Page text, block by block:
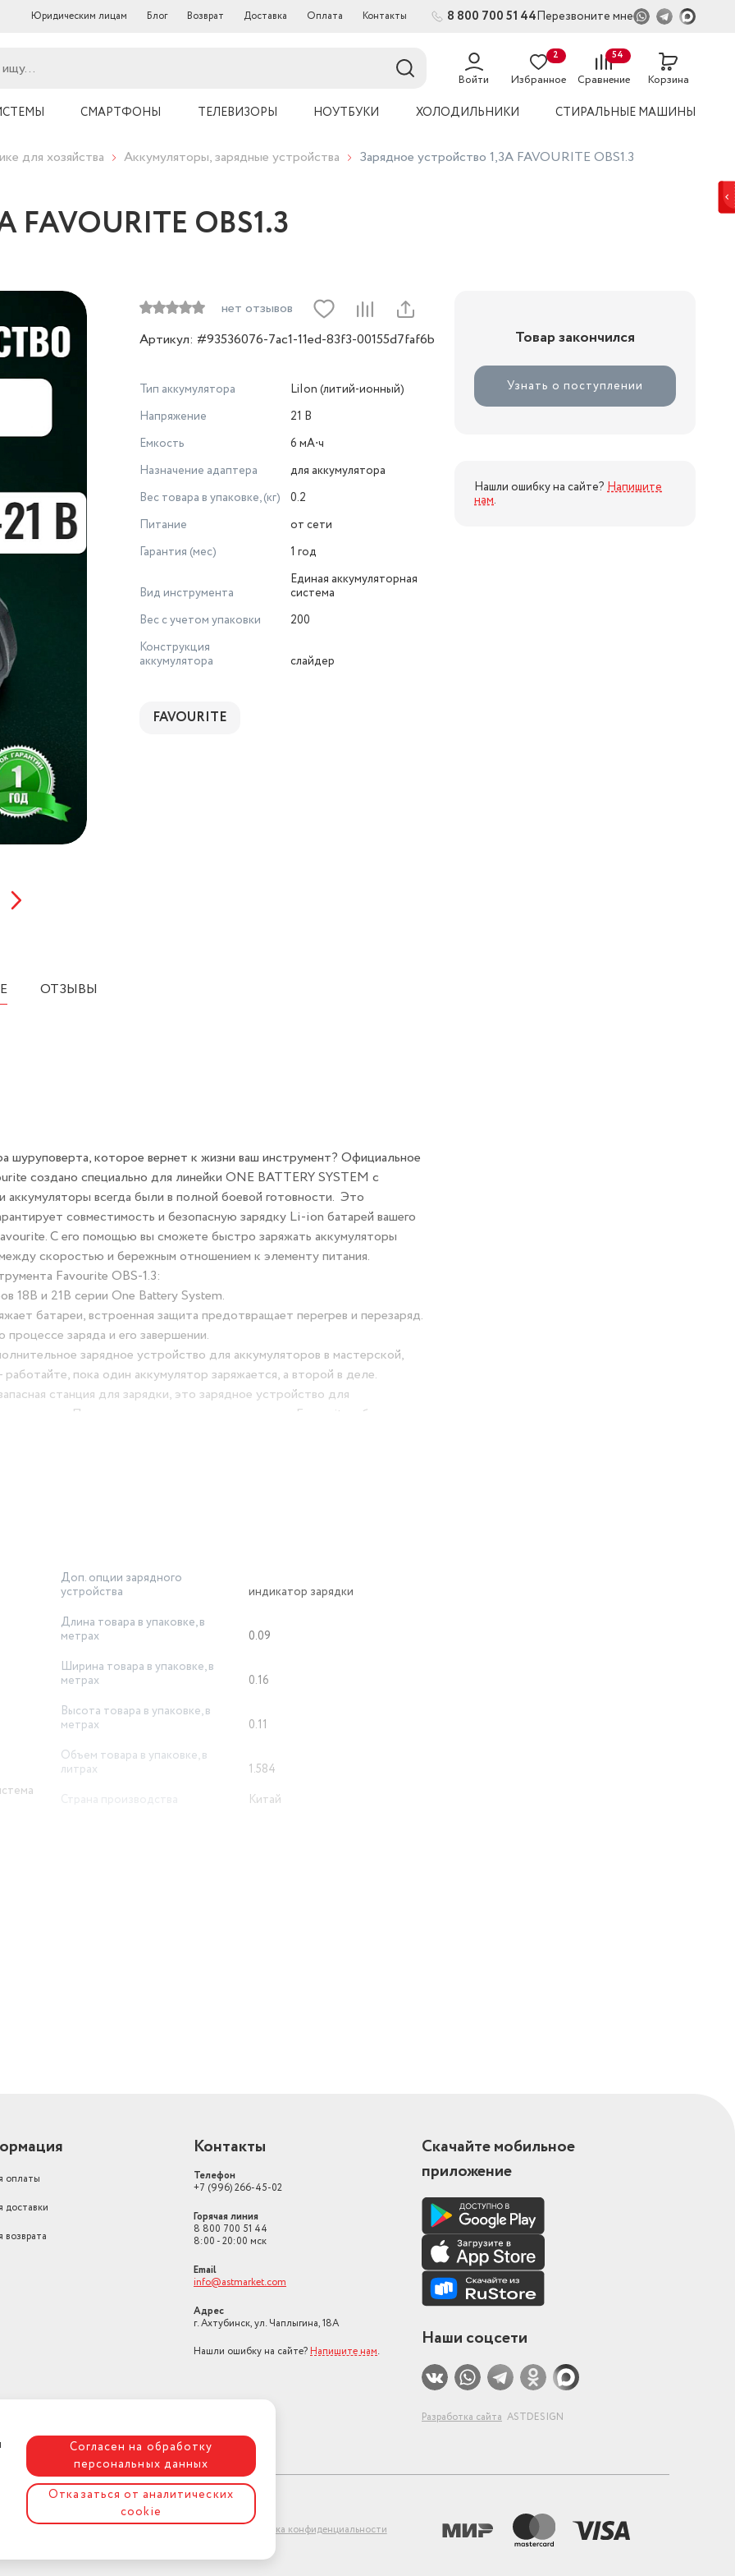
Юридическим лицам Блог Возврат Доставка Оплата Контакты 8 800 700 51 44Перезвоните мне
Войти Избранное
2
Сравнение
54
Корзина
СМАРТФОНЫ ТЕЛЕВИЗОРЫ НОУТБУКИ ХОЛОДИЛЬНИКИ СТИРАЛЬНЫЕ МАШИНЫ
для хозяйства Аккумуляторы, зарядные устройства Зарядное устройство 1,3A FAVOURITE OBS1.3
FAVOURITE OBS1.3
нет отзывов
Артикул: #93536076-7ac1-11ed-83f3-00155d7faf6b
Тип аккумулятора
LiIon (литий-ионный)
Напряжение
21 В
Емкость
6 мА⋅ч
Назначение адаптера
для аккумулятора
Вес товара в упаковке, (кг)
0.2
Питание
от сети
Гарантия (мес)
1 год
Вид инструмента
Единая аккумуляторная
система
Вес с учетом упаковки
200
Конструкция
аккумулятора
слайдер
FAVOURITE
Товар закончился
Узнать о поступлении
Нашли ошибку на сайте? Напишите
нам.
ОТЗЫВЫ
шуруповерта, которое вернет к жизни ваш инструмент? Официальное
создано специально для линейки ONE BATTERY SYSTEM с
всегда были в полной боевой готовности. Это
совместимость и безопасную зарядку Li-ion батарей вашего
С его помощью вы сможете быстро заряжать аккумуляторы
скоростью и бережным отношением к элементу питания.
Favourite OBS-1.3:
18В и 21В серии One Battery System.
батареи, встроенная защита предотвращает перегрев и перезаряд.
заряда и его завершении.
зарядное устройство для аккумуляторов в мастерской,
пока один аккумулятор заряжается, а второй в деле.
станция для зарядки, это зарядное устройство для
замена. Продлите жизнь вашему инструменту Favourite, обеспечив
Доп. опции зарядного
устройства
индикатор зарядки
Длина товара в упаковке, в
метрах
0.09
Ширина товара в упаковке, в
метрах
0.16
Высота товара в упаковке, в
метрах
0.11
Объем товара в упаковке, в
литрах
1.584
Страна производства
Китай
оплаты
доставки
возврата
Контакты
Телефон
+7 (996) 266-45-02
Горячая линия
8 800 700 51 44
8:00 - 20:00 мск
Email
info@astmarket.com
Адрес
г. Ахтубинск, ул. Чаплыгина, 18А
Нашли ошибку на сайте? Напишите нам.
Скачайте мобильное
приложение
Наши соцсети
Разработка сайта ASTDESIGN
Политика конфиденциальности
Согласен на обработку
персональных данных
Отказаться от аналитических
cookie